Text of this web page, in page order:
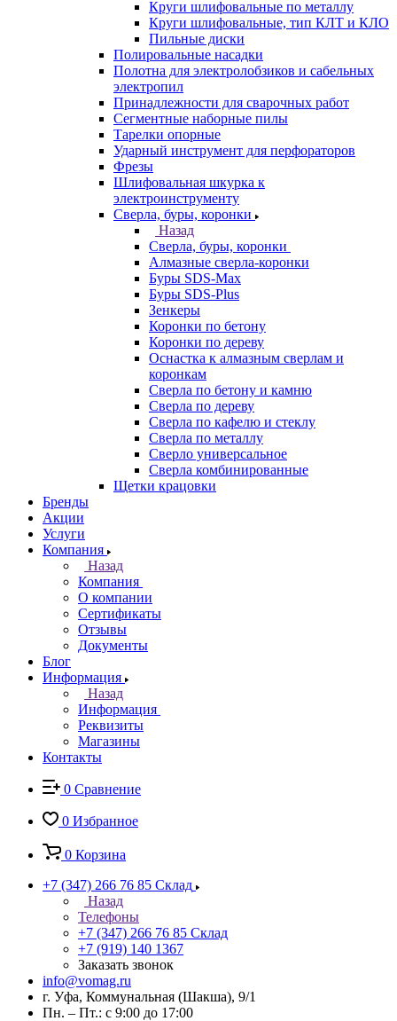
Круги шлифовальные по металлу
Круги шлифовальные, тип КЛТ и КЛО
Пильные диски
Полировальные насадки
Полотна для электролобзиков и сабельных
электропил
Принадлежности для сварочных работ
Сегментные наборные пилы
Тарелки опорные
Ударный инструмент для перфораторов
Фрезы
Шлифовальная шкурка к
электроинструменту
Сверла, буры, коронки
Назад
Сверла, буры, коронки
Алмазные сверла-коронки
Буры SDS-Max
Буры SDS-Plus
Зенкеры
Коронки по бетону
Коронки по дереву
Оснастка к алмазным сверлам и
коронкам
Сверла по бетону и камню
Сверла по дереву
Сверла по кафелю и стеклу
Сверла по металлу
Сверло универсальное
Сверла комбинированные
Щетки крацовки
Бренды
Акции
Услуги
Компания
Назад
Компания
О компании
Сертификаты
Отзывы
Документы
Блог
Информация
Назад
Информация
Реквизиты
Магазины
Контакты
0 Сравнение
0 Избранное
0 Корзина
+7 (347) 266 76 85 Склад
Назад
Телефоны
+7 (347) 266 76 85 Склад
+7 (919) 140 1367
Заказать звонок
info@vomag.ru
г. Уфа, Коммунальная (Шакша), 9/1
Пн. – Пт.: с 9:00 до 17:00